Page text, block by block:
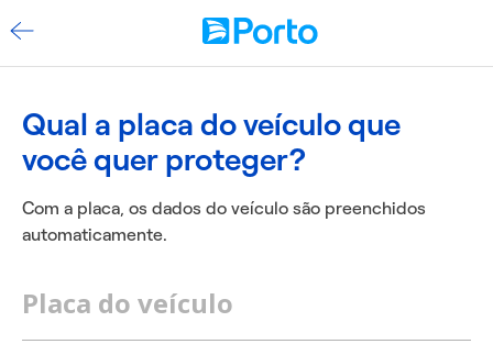
Qual a placa do veículo que
você quer proteger?
Com a placa, os dados do veículo são preenchidos
automaticamente.
Placa do veículo